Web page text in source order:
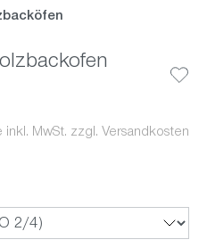
inkl. MwSt. zzgl. Versandkosten